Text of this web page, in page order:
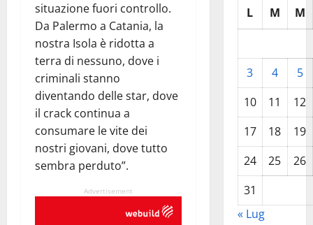
situazione fuori controllo.
Da Palermo a Catania, la
nostra Isola è ridotta a
terra di nessuno, dove i
criminali stanno
diventando delle star, dove
il crack continua a
consumare le vite dei
nostri giovani, dove tutto
sembra perduto”.
Advertisement
L M M
3 4
5
10
11
12
17
18
19
24
25
26
31
« Lug